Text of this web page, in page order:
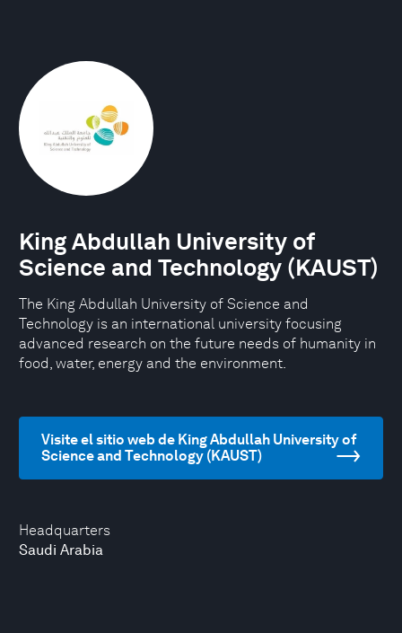
Headquarters
Saudi Arabia
King Abdullah University of
Science and Technology (KAUST)
The King Abdullah University of Science and
Technology is an international university focusing
advanced research on the future needs of humanity in
food, water, energy and the environment.
Visite el sitio web de King Abdullah University of
Science and Technology (KAUST)